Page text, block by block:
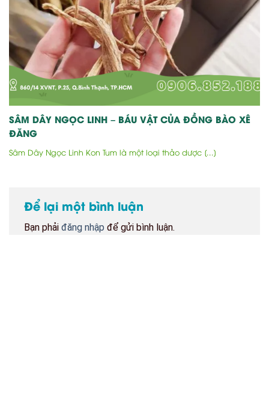
SÂM DÂY NGỌC LINH – BÁU VẬT CỦA ĐỒNG BÀO XÊ
ĐĂNG
Sâm Dây Ngọc Linh Kon Tum là một loại thảo dược [...]
Để lại một bình luận
Bạn phải đăng nhập để gửi bình luận.